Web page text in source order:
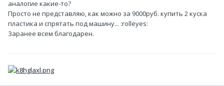
аналогие какие-то?
Просто не представляю, как можно за 9000руб. купить 2 куска
пластика и спрятать под машину... :rolleyes:
Заранее всем благодарен.